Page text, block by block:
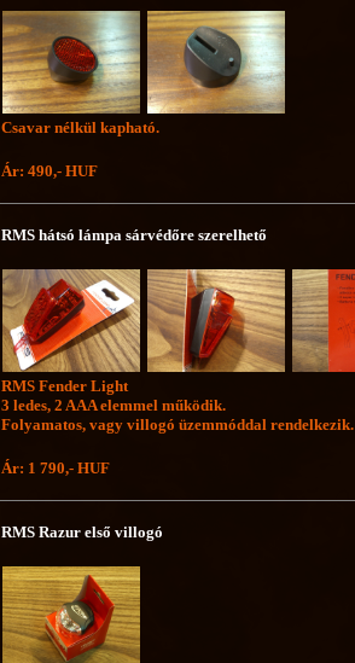
Csavar nélkül kapható.
Ár: 490,- HUF
RMS hátsó lámpa sárvédőre szerelhető
RMS Fender Light
3 ledes, 2 AAA elemmel működik.
Folyamatos, vagy villogó üzemmóddal rendelkezik.
Ár: 1 790,- HUF
RMS Razur első villogó